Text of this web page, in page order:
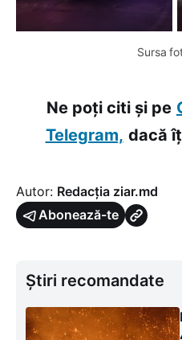
Sursa
Ne poți citi și pe
Telegram, dacă
Autor: Redacția ziar.md
Abonează-te
Știri recomandate